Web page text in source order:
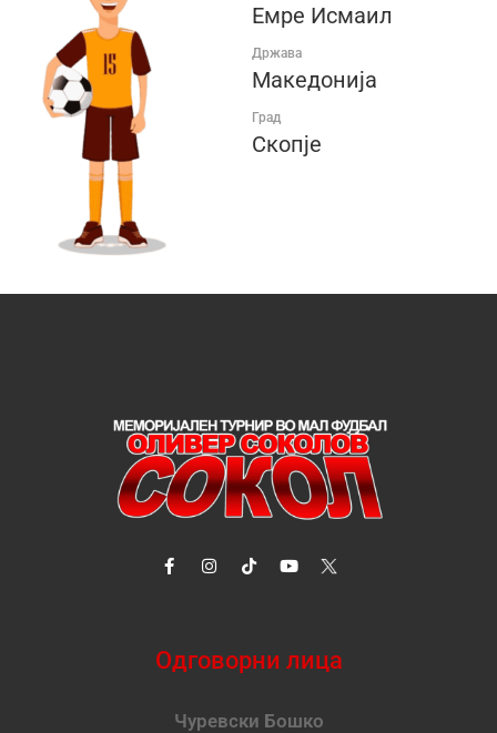
Емре Исмаил
Држава
Македонија
Град
Скопје
Одговорни лица
Чуревски Бошко